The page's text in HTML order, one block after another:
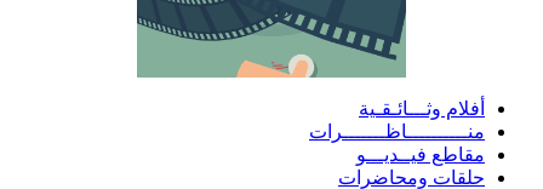
أفلام وثـــائـقـية
منــــــــــاظـــــــرات
مقاطع فيــديـــو
حلقات ومحاضرات